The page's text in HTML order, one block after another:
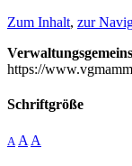
Zum Inhalt, zur
https://
Schriftgröße
A A A